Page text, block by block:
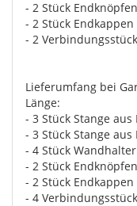
- 2 Stück Endknöpfen
- 2 Stück Endkappen
- 2 Verbindungsstück
Lieferumfang bei
Länge:
- 3 Stück Stange
- 3 Stück Stange
- 4 Stück
- 2 Stück Endknöpfen
- 2 Stück Endkappen
- 4 Verbindungsstück